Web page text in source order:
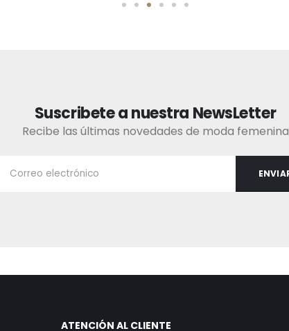
Suscribete a nuestra NewsLetter
Recibe las últimas novedades de moda femenina
ATENCIÓN AL CLIENTE